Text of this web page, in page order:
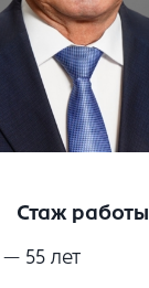
Стаж работы
55 лет